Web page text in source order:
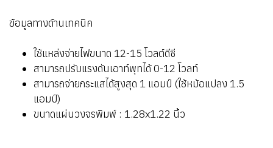
ข้อมูลทางด้านเทคนิค
ใช้แหล่งจ่ายไฟขนาด 12-15 โวลต์ดีซี
สามารถปรับแรงดันเอาท์พุทได้ 0-12 โวลท์
สามารถจ่ายกระแสได้สูงสุด 1 แอมป์ (ใช้หม้อแปลง 1.5
แอมป์)
ขนาดแผ่นวงจรพิมพ์ : 1.28x1.22 นิ้ว